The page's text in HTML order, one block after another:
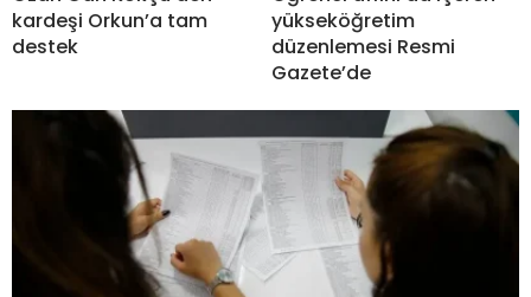
kardeşi Orkun’a tam
destek
yükseköğretim
düzenlemesi Resmi
Gazete’de